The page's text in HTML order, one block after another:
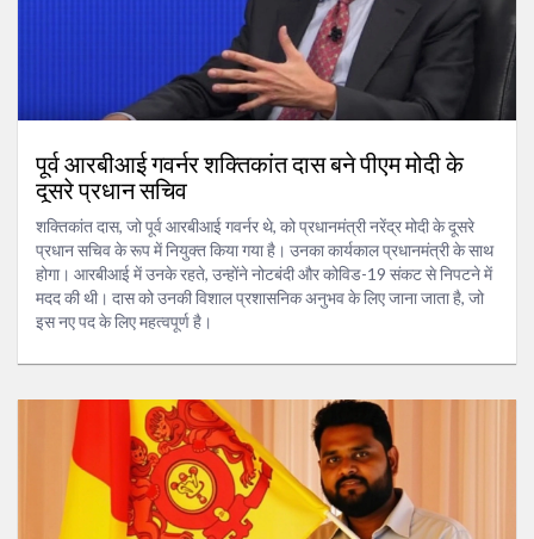
पूर्व आरबीआई गवर्नर शक्तिकांत दास बने पीएम मोदी के
दूसरे प्रधान सचिव
शक्तिकांत दास, जो पूर्व आरबीआई गवर्नर थे, को प्रधानमंत्री नरेंद्र मोदी के दूसरे
प्रधान सचिव के रूप में नियुक्त किया गया है। उनका कार्यकाल प्रधानमंत्री के साथ
होगा। आरबीआई में उनके रहते, उन्होंने नोटबंदी और कोविड-19 संकट से निपटने में
मदद की थी। दास को उनकी विशाल प्रशासनिक अनुभव के लिए जाना जाता है, जो
इस नए पद के लिए महत्वपूर्ण है।